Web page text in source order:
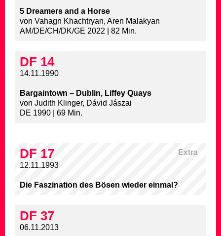
5 Dreamers and a Horse
von Vahagn Khachtryan, Aren Malakyan
AM/DE/CH/DK/GE 2022 | 82 Min.
DF 14
14.11.1990
Bargaintown – Dublin, Liffey Quays
von Judith Klinger, Dávid Jászai
DE 1990 | 69 Min.
Extra
DF 17
12.11.1993
Die Faszination des Bösen wieder einmal?
DF 37
06.11.2013